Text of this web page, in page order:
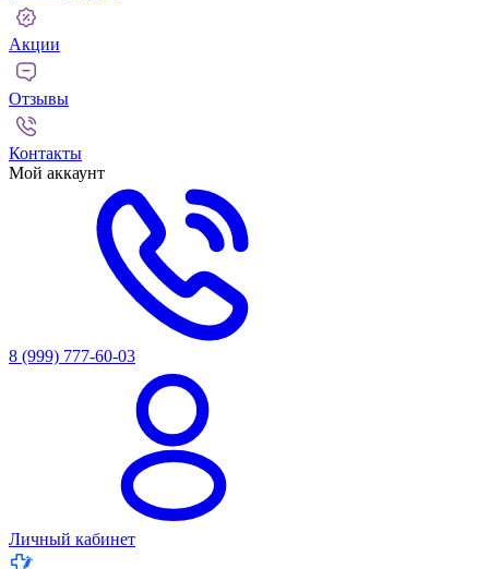
Акции
Отзывы
Контакты
Мой аккаунт
8 (999) 777-60-03
Личный кабинет